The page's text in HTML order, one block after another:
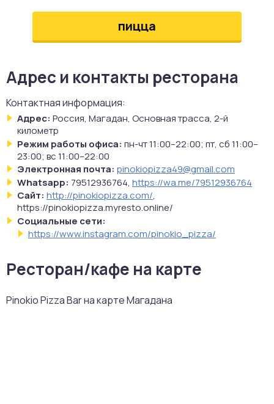
пицца
Адрес и контакты ресторана
Контактная информация:
Адрес: Россия, Магадан, Основная трасса, 2-й
километр
Режим работы офиса: пн-чт 11:00–22:00; пт, сб 11:00–
23:00; вс 11:00–22:00
Электронная почта: pinokiopizza49@gmail.com
Whatsapp: 79512936764, https://wa.me/79512936764
Сайт: http://pinokiopizza.com/,
https://pinokiopizza.myresto.online/
Социальные сети:
https://www.instagram.com/pinokio_pizza/
Ресторан/кафе на карте
Pinokio Pizza Bar на карте Магадана